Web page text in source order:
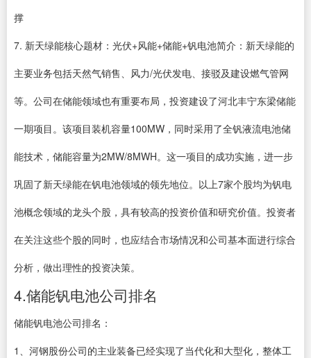
撑
7. 新天绿能核心题材：光伏+风能+储能+钒电池简介：新天绿能的
主要业务包括天然气销售、风力/光伏发电、接驳及建设燃气管网
等。公司在储能领域也有重要布局，投资建设了河北丰宁东梁储能
一期项目。该项目装机容量100MW，同时采用了全钒液流电池储
能技术，储能容量为2MW/8MWH。这一项目的成功实施，进一步
巩固了新天绿能在钒电池领域的领先地位。以上7家个股均为钒电
池概念领域的龙头个股，具有较高的投资价值和研究价值。投资者
在关注这些个股的同时，也应结合市场情况和公司基本面进行综合
分析，做出理性的投资决策。
4.储能钒电池公司排名
储能钒电池公司排名：
1、河钢股份公司的主业装备已经实现了当代化和大型化，整体工